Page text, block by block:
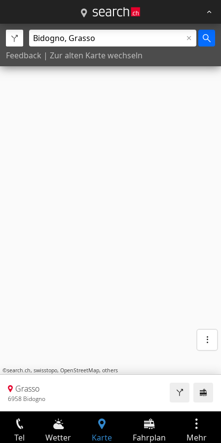
Feedback | Zur alten Karte wechseln
©search.ch, swisstopo, OpenStreetMap, others
Grasso
6958 Bidogno
Tel Wetter Karte Fahrplan Mehr